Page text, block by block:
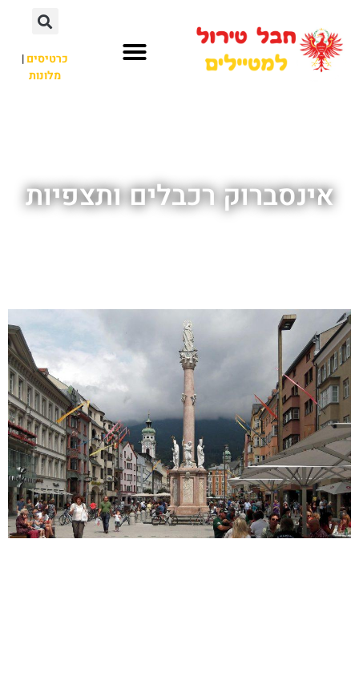
כרטיסים|
מלונות
אינסברוק רכבלים ותצפיות